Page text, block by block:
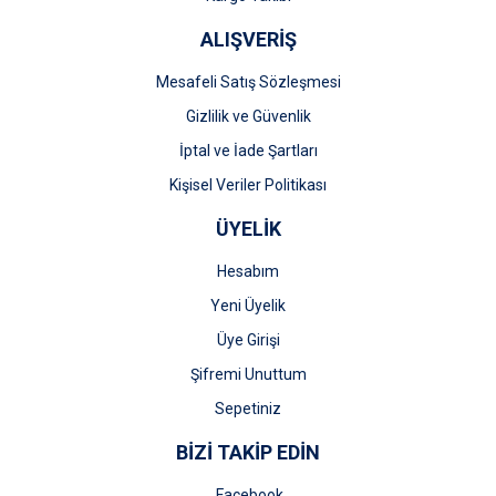
ALIŞVERİŞ
Mesafeli Satış Sözleşmesi
Gizlilik ve Güvenlik
İptal ve İade Şartları
Kişisel Veriler Politikası
ÜYELİK
Hesabım
Yeni Üyelik
Üye Girişi
Şifremi Unuttum
Sepetiniz
BİZİ TAKİP EDİN